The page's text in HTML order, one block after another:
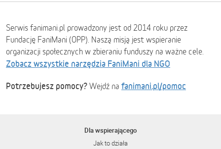
Serwis fanimani.pl prowadzony jest od 2014 roku przez
Fundację FaniMani (OPP). Naszą misją jest wspieranie
organizacji społecznych w zbieraniu funduszy na ważne cele.
Zobacz wszystkie narzędzia FaniMani dla NGO
Potrzebujesz pomocy? Wejdź na fanimani.pl/pomoc
Dla wspierającego
Jak to działa